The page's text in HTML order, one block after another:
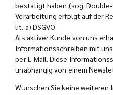
bestätigt haben (sog.
Verarbeitung erfolgt auf der
lit. a) DSGVO.
Als aktiver Kunde von uns
Informationsschreiben mit
per E-Mail. Diese
unabhängig von einem
Wünschen Sie keine